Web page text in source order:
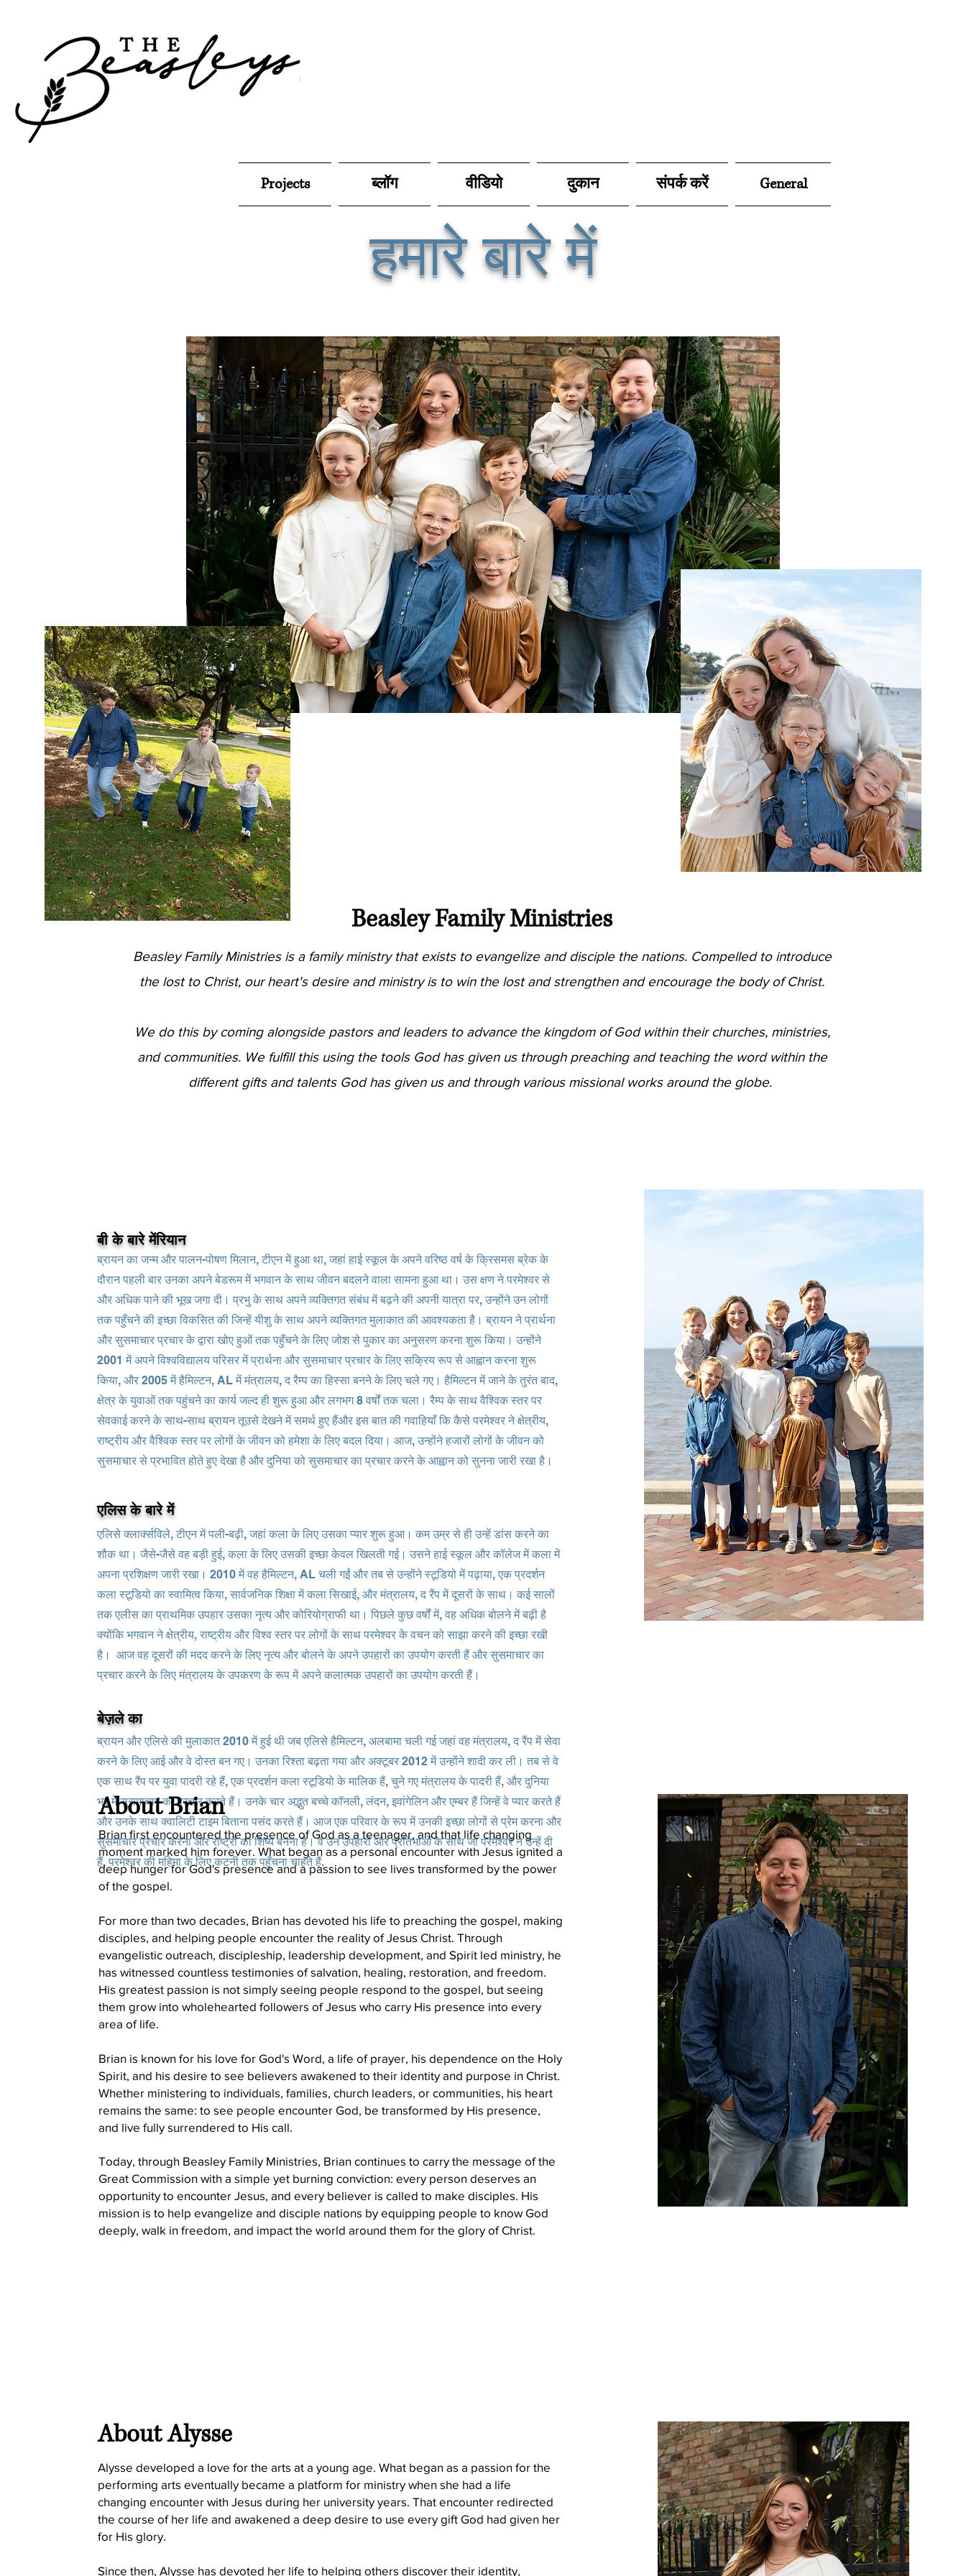
Projects ब्लॉग वीडियो दुकान संपर्क करें General
हमारे बारे में
बी के बारे मेंरियान
ब्रायन का जन्म और पालन-पोषण मिलान, टीएन में हुआ था, जहां हाई स्कूल के अपने वरिष्ठ वर्ष के क्रिसमस ब्रेक के
दौरान पहली बार उनका अपने बेडरूम में भगवान के साथ जीवन बदलने वाला सामना हुआ था। उस क्षण ने परमेश्वर से
और अधिक पाने की भूख जगा दी। प्रभु के साथ अपने व्यक्तिगत संबंध में बढ़ने की अपनी यात्रा पर, उन्होंने उन लोगों
तक पहुँचने की इच्छा विकसित की जिन्हें यीशु के साथ अपने व्यक्तिगत मुलाकात की आवश्यकता है। ब्रायन ने प्रार्थना
और सुसमाचार प्रचार के द्वारा खोए हुओं तक पहुँचने के लिए जोश से पुकार का अनुसरण करना शुरू किया। उन्होंने
2001 में अपने विश्वविद्यालय परिसर में प्रार्थना और सुसमाचार प्रचार के लिए सक्रिय रूप से आह्वान करना शुरू
किया, और 2005 में हैमिल्टन, AL में मंत्रालय, द रैम्प का हिस्सा बनने के लिए चले गए। हैमिल्टन में जाने के तुरंत बाद,
क्षेत्र के युवाओं तक पहुंचने का कार्य जल्द ही शुरू हुआ और लगभग 8 वर्षों तक चला। रैम्प के साथ वैश्विक स्तर पर
सेवकाई करने के साथ-साथ ब्रायन तूउसे देखने में समर्थ हुए हैंऔर इस बात की गवाहियाँ कि कैसे परमेश्वर ने क्षेत्रीय,
राष्ट्रीय और वैश्विक स्तर पर लोगों के जीवन को हमेशा के लिए बदल दिया। आज, उन्होंने हजारों लोगों के जीवन को
सुसमाचार से प्रभावित होते हुए देखा है और दुनिया को सुसमाचार का प्रचार करने के आह्वान को सुनना जारी रखा है।
एलिस के बारे में
एलिसे क्लार्क्सविले, टीएन में पली-बढ़ी, जहां कला के लिए उसका प्यार शुरू हुआ। कम उम्र से ही उन्हें डांस करने का
शौक था। जैसे-जैसे वह बड़ी हुई, कला के लिए उसकी इच्छा केवल खिलती गई। उसने हाई स्कूल और कॉलेज में कला में
अपना प्रशिक्षण जारी रखा। 2010 में वह हैमिल्टन, AL चली गईं और तब से उन्होंने स्टूडियो में पढ़ाया, एक प्रदर्शन
कला स्टूडियो का स्वामित्व किया, सार्वजनिक शिक्षा में कला सिखाई, और मंत्रालय, द रैंप में दूसरों के साथ। कई सालों
तक एलीस का प्राथमिक उपहार उसका नृत्य और कोरियोग्राफी था। पिछले कुछ वर्षों में, वह अधिक बोलने में बढ़ी है
क्योंकि भगवान ने क्षेत्रीय, राष्ट्रीय और विश्व स्तर पर लोगों के साथ परमेश्वर के वचन को साझा करने की इच्छा रखी
है। आज वह दूसरों की मदद करने के लिए नृत्य और बोलने के अपने उपहारों का उपयोग करती हैं और सुसमाचार का
प्रचार करने के लिए मंत्रालय के उपकरण के रूप में अपने कलात्मक उपहारों का उपयोग करती हैं।
बेज़ले का
ब्रायन और एलिसे की मुलाकात 2010 में हुई थी जब एलिसे हैमिल्टन, अलबामा चली गई जहां वह मंत्रालय, द रैंप में सेवा
करने के लिए आई और वे दोस्त बन गए। उनका रिश्ता बढ़ता गया और अक्टूबर 2012 में उन्होंने शादी कर ली। तब से वे
एक साथ रैंप पर युवा पादरी रहे हैं, एक प्रदर्शन कला स्टूडियो के मालिक हैं, चुने गए मंत्रालय के पादरी हैं, और दुनिया
भर में सुसमाचार का प्रचार करते हैं। उनके चार अद्भुत बच्चे कॉनली, लंदन, इवांगेलिन और एम्बर हैं जिन्हें वे प्यार करते हैं
और उनके साथ क्वालिटी टाइम बिताना पसंद करते हैं। आज एक परिवार के रूप में उनकी इच्छा लोगों से प्रेम करना और
सुसमाचार प्रचार करना और राष्ट्रों का शिष्य बनना है। वे उन उपहारों और प्रतिभाओं के साथ जो परमेश्वर ने उन्हें दी
हैं, परमेश्वर की महिमा के लिए कटनी तक पहुँचना चाहते हैं.
Beasley Family Ministries
Beasley Family Ministries is a family ministry that exists to evangelize and disciple the nations. Compelled to introduce
the lost to Christ, our heart's desire and ministry is to win the lost and strengthen and encourage the body of Christ.
We do this by coming alongside pastors and leaders to advance the kingdom of God within their churches, ministries,
and communities. We fulfill this using the tools God has given us through preaching and teaching the word within the
different gifts and talents God has given us and through various missional works around the globe.
About Alysse
Alysse developed a love for the arts at a young age. What began as a passion for the
performing arts eventually became a platform for ministry when she had a life
changing encounter with Jesus during her university years. That encounter redirected
the course of her life and awakened a deep desire to use every gift God had given her
for His glory.
Since then, Alysse has devoted her life to helping others discover their identity,
About Brian
Brian first encountered the presence of God as a teenager, and that life changing
moment marked him forever. What began as a personal encounter with Jesus ignited a
deep hunger for God's presence and a passion to see lives transformed by the power
of the gospel.
For more than two decades, Brian has devoted his life to preaching the gospel, making
disciples, and helping people encounter the reality of Jesus Christ. Through
evangelistic outreach, discipleship, leadership development, and Spirit led ministry, he
has witnessed countless testimonies of salvation, healing, restoration, and freedom.
His greatest passion is not simply seeing people respond to the gospel, but seeing
them grow into wholehearted followers of Jesus who carry His presence into every
area of life.
Brian is known for his love for God's Word, a life of prayer, his dependence on the Holy
Spirit, and his desire to see believers awakened to their identity and purpose in Christ.
Whether ministering to individuals, families, church leaders, or communities, his heart
remains the same: to see people encounter God, be transformed by His presence,
and live fully surrendered to His call.
Today, through Beasley Family Ministries, Brian continues to carry the message of the
Great Commission with a simple yet burning conviction: every person deserves an
opportunity to encounter Jesus, and every believer is called to make disciples. His
mission is to help evangelize and disciple nations by equipping people to know God
deeply, walk in freedom, and impact the world around them for the glory of Christ.